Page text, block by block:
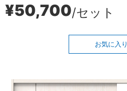
¥50,700/セット
お気に入り